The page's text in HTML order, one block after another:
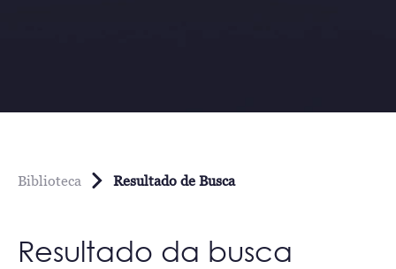
Biblioteca Resultado de Busca
Resultado da busca